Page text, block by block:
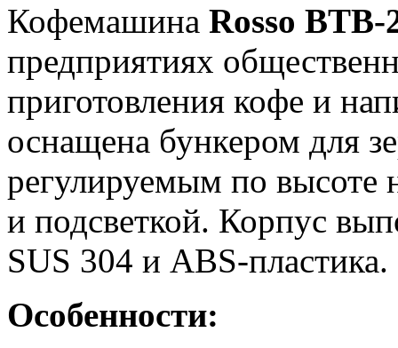
Кофемашина Rosso BTB-
предприятиях
приготовления кофе и
оснащена бункером для
регулируемым по высоте
и подсветкой. Корпус
SUS 304 и ABS-пластика.
Особенности: